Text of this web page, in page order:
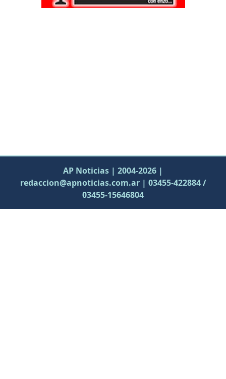
AP Noticias | 2004-2026 |
redaccion@apnoticias.com.ar | 03455-422884 /
03455-15646804